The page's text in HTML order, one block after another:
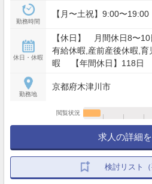
勤務時間
【月〜土祝】9:00〜19:00
休日・休暇
【休日】 月間休日8〜
有給休暇,産前産後休暇,
暇 【年間休日】118日
勤務地
京都府木津川市
閲覧状況
求人の詳細
検討リスト（